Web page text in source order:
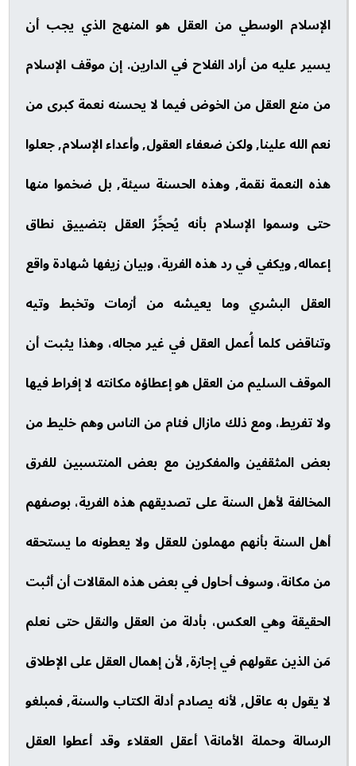
الإسلام الوسطي من العقل هو المنهج الذي يجب أن
يسير عليه من أراد الفلاح في الدارين. إن موقف الإسلام
من منع العقل من الخوض فيما لا يحسنه نعمة كبرى من
نعم الله علينا, ولكن ضعفاء العقول, وأعداء الإسلام, جعلوا
هذه النعمة نقمة, وهذه الحسنة سيئة, بل ضخموا منها
حتى وسموا الإسلام بأنه يُحجِّرُ العقل بتضييق نطاق
إعماله, ويكفي في رد هذه الفرية، وبيان زيفها شهادة واقع
العقل البشري وما يعيشه من أزمات وتخبط وتيه
وتناقض كلما أُعمل العقل في غير مجاله، وهذا يثبت أن
الموقف السليم من العقل هو إعطاؤه مكانته لا إفراط فيها
ولا تفريط، ومع ذلك مازال فئام من الناس وهم خليط من
بعض المثقفين والمفكرين مع بعض المنتسبين للفرق
المخالفة لأهل السنة على تصديقهم هذه الفرية، بوصفهم
أهل السنة بأنهم مهملون للعقل ولا يعطونه ما يستحقه
من مكانة، وسوف أحاول في بعض هذه المقالات أن أثبت
الحقيقة وهي العكس، بأدلة من العقل والنقل حتى نعلم
مَن الذين عقولهم في إجازة, لأن إهمال العقل على الإطلاق
لا يقول به عاقل, لأنه يصادم أدلة الكتاب والسنة, فمبلغو
الرسالة وحملة الأمانة\ أعقل العقلاء وقد أعطوا العقل